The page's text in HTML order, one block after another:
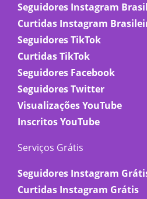
Seguidores Instagram
Curtidas Instagram
Seguidores TikTok
Curtidas TikTok
Seguidores Facebook
Seguidores Twitter
Visualizações YouTube
Inscritos YouTube
Serviços Grátis
Seguidores Instagram
Curtidas Instagram Grátis